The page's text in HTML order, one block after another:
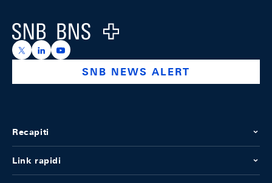
Logo
https://x.com/snb_bns
https://ch.linkedin.com/company/swiss-national-
https://www.youtube.com/@swissnationalbank
SNB NEWS ALERT
Recapiti
Link rapidi